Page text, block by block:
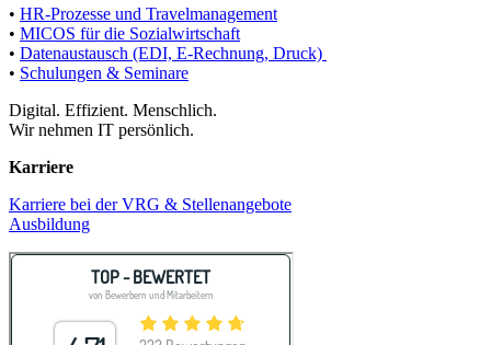
• HR-Prozesse und Travelmanagement
• MICOS für die Sozialwirtschaft
• Datenaustausch (EDI, E-Rechnung, Druck)
• Schulungen & Seminare
Digital. Effizient. Menschlich.
Wir nehmen IT persönlich.
Karriere
Karriere bei der VRG & Stellenangebote
Ausbildung